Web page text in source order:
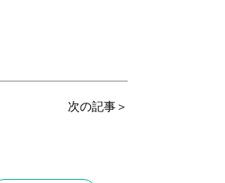
次の記事＞